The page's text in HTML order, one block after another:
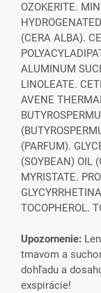
OZOKERITE.
(CERA ALBA).
ALUMINUM
LINOLEATE.
AVENE
(PARFUM).
(SOYBEAN) OIL
MYRISTATE.
TOCOPHEROL.
Upozornenie:
tmavom a
dohľadu a
exspirácie!